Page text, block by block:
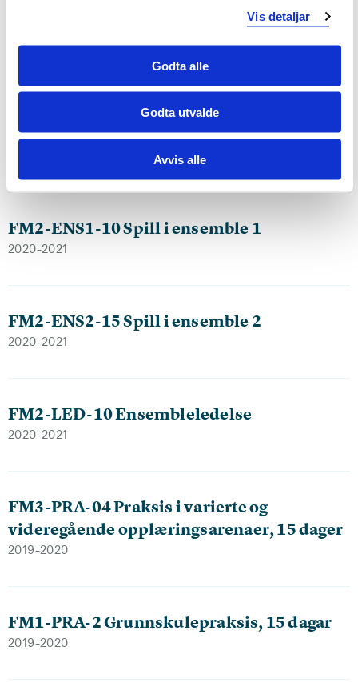
Vis detaljar
Godta alle
Godta utvalde
Avvis alle
FM2-TPR-10 Tverrfaglig prosjektarbeid og
metode
FM2-ENS1-10 Spill i ensemble 1
2020-2021
FM2-ENS2-15 Spill i ensemble 2
2020-2021
FM2-LED-10 Ensembleledelse
2020-2021
FM3-PRA-04 Praksis i varierte og
videregående opplæringsarenaer, 15 dager
2019-2020
FM1-PRA-2 Grunnskulepraksis, 15 dagar
2019-2020